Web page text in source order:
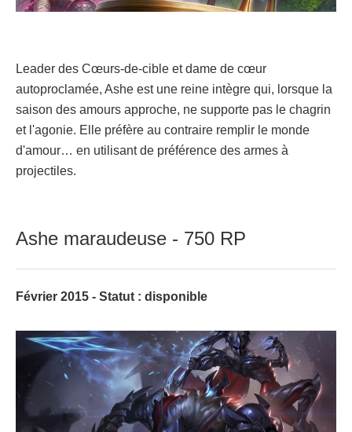
Leader des Cœurs-de-cible et dame de cœur
autoproclamée, Ashe est une reine intègre qui, lorsque la
saison des amours approche, ne supporte pas le chagrin
et l'agonie. Elle préfère au contraire remplir le monde
d'amour… en utilisant de préférence des armes à
projectiles.
Ashe maraudeuse - 750 RP
Février 2015 - Statut : disponible